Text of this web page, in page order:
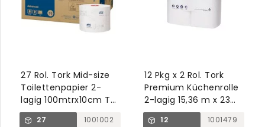
27 Rol. Tork Mid-size
Toilettenpapier 2-
lagig 100mtrx10cm T6
Advanced
27
1001002
12 Pkg x 2 Rol. Tork
Premium Küchenrolle
2-lagig 15,36 m x 23
cm Dekor weiß
12
1001479